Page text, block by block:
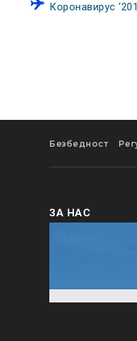
Коронавирус
Безбедност
ЗА НАС